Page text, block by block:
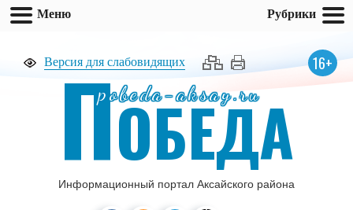
Версия для слабовидящих 16+
pobeda-aksay.ru
ПОБЕДА
Информационный портал Аксайского района
Меню Рубрики